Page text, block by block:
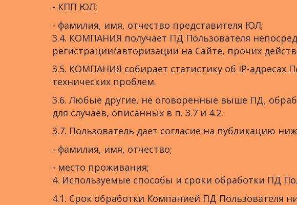
- КПП ЮЛ;
- фамилия, имя, отчество представителя ЮЛ;
3.4. КОМПАНИЯ получает ПД Пользователя
регистрации/авторизации на Сайте, прочих
3.5. КОМПАНИЯ собирает статистику об IP-
технических проблем.
3.6. Любые другие, не оговорённые выше ПД,
для случаев, описанных в п. 3.7 и 4.2.
3.7. Пользователь дает согласие на публикацию
- фамилия, имя, отчество;
- место проживания;
4. Используемые способы и сроки обработки ПД
4.1. Срок обработки Компанией ПД Пользователя